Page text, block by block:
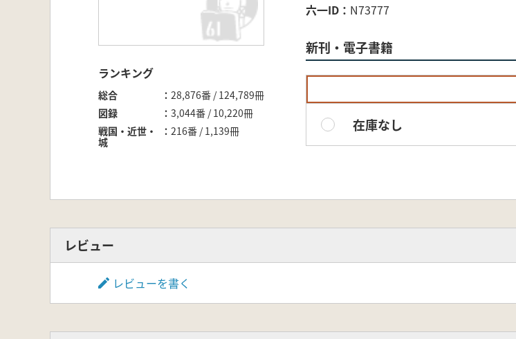
ランキング
総合
28,876番 / 124,789冊
図録
3,044番 / 10,220冊
戦国・近世・
城
216番 / 1,139冊
六一ID
N73777
新刊・電子書籍
在庫なし
レビュー
レビューを書く